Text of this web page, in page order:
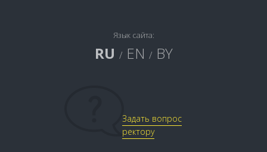
Язык сайта:
RU / EN / BY
Задать вопрос
ректору